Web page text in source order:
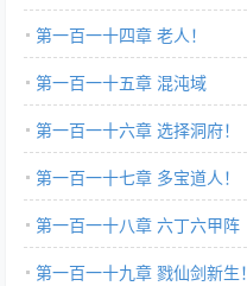
第一百一十四章 老人！
第一百一十五章 混沌域
第一百一十六章 选择洞府！
第一百一十七章 多宝道人！
第一百一十八章 六丁六甲阵
第一百一十九章 戮仙剑新生！